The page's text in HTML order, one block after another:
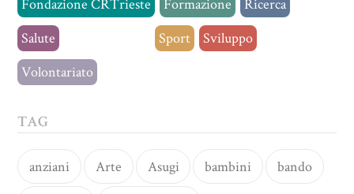
Fondazione CRTrieste Formazione
Ricerca
Salute
Sport
Sviluppo
Volontariato
TAG
anziani Arte Asugi bambini bando